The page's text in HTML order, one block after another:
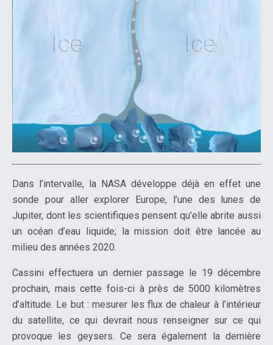
Dans l’intervalle, la NASA développe déjà en effet une
sonde pour aller explorer Europe, l’une des lunes de
Jupiter, dont les scientifiques pensent qu’elle abrite aussi
un océan d’eau liquide; la mission doit être lancée au
milieu des années 2020.
Cassini effectuera un dernier passage le 19 décembre
prochain, mais cette fois-ci à près de 5000 kilomètres
d’altitude. Le but : mesurer les flux de chaleur à l’intérieur
du satellite, ce qui devrait nous renseigner sur ce qui
provoque les geysers. Ce sera également la dernière